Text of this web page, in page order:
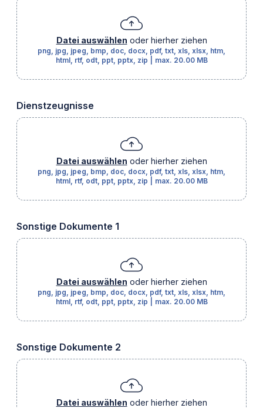
Datei auswählen oder hierher ziehen
png, jpg, jpeg, bmp, doc, docx, pdf, txt, xls, xlsx, htm,
html, rtf, odt, ppt, pptx, zip
max. 20.00 MB
Dienstzeugnisse
Datei auswählen oder hierher ziehen
png, jpg, jpeg, bmp, doc, docx, pdf, txt, xls, xlsx, htm,
html, rtf, odt, ppt, pptx, zip
max. 20.00 MB
Sonstige Dokumente 1
Datei auswählen oder hierher ziehen
png, jpg, jpeg, bmp, doc, docx, pdf, txt, xls, xlsx, htm,
html, rtf, odt, ppt, pptx, zip
max. 20.00 MB
Sonstige Dokumente 2
Datei auswählen oder hierher ziehen